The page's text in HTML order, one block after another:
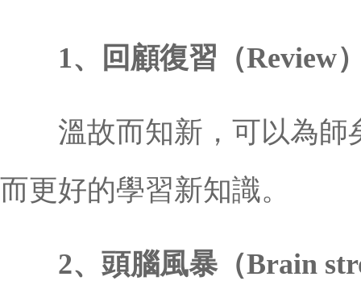
1、回顧復習（Review
溫故而知新，可以為師
而更好的學習新知識。
2、頭腦風暴（Brain